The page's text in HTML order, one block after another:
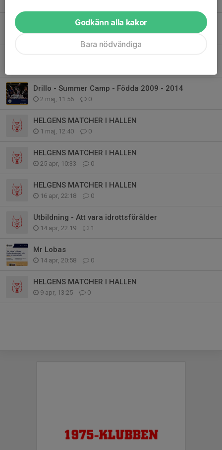
11 maj, 22:14 0
Drillo - Summer Camp - Födda 2009 - 2014
2 maj, 11:56 0
HELGENS MATCHER I HALLEN
1 maj, 12:40 0
HELGENS MATCHER I HALLEN
25 apr, 10:33 0
HELGENS MATCHER I HALLEN
16 apr, 22:18 0
Utbildning - Att vara idrottsförälder
14 apr, 22:19 1
Mr Lobas
14 apr, 20:58 0
HELGENS MATCHER I HALLEN
9 apr, 13:25 0
Godkänn alla kakor
Bara nödvändiga